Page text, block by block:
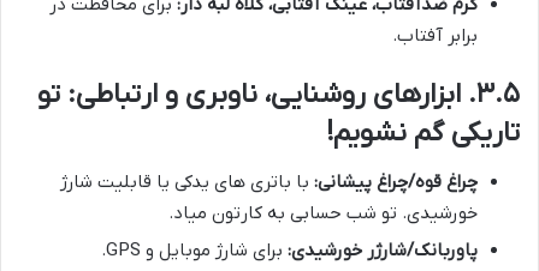
کرم ضدآفتاب، عینک آفتابی، کلاه لبه دار: برای محافظت در
برابر آفتاب.
۳.۵. ابزارهای روشنایی، ناوبری و ارتباطی: تو
تاریکی گم نشویم!
چراغ قوه/چراغ پیشانی: با باتری های یدکی یا قابلیت شارژ
خورشیدی. تو شب حسابی به کارتون میاد.
پاوربانک/شارژر خورشیدی: برای شارژ موبایل و GPS.